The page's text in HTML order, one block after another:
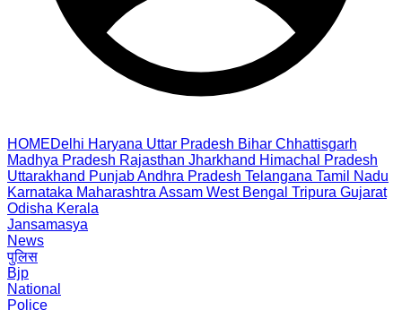
HOMEDelhi Haryana Uttar Pradesh Bihar Chhattisgarh
Madhya Pradesh Rajasthan Jharkhand Himachal Pradesh
Uttarakhand PunjabAndhra Pradesh Telangana Tamil Nadu
Karnataka Maharashtra Assam West Bengal Tripura Gujarat
Odisha Kerala
Jansamasya
News
पुलिस
Bjp
National
Police